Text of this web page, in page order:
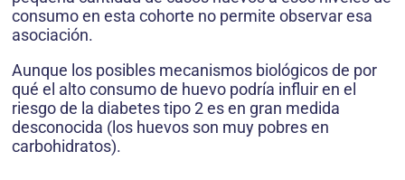
consumo en esta cohorte no permite observar esa
asociación.
Aunque los posibles mecanismos biológicos de por
qué el alto consumo de huevo podría influir en el
riesgo de la diabetes tipo 2 es en gran medida
desconocida (los huevos son muy pobres en
carbohidratos).